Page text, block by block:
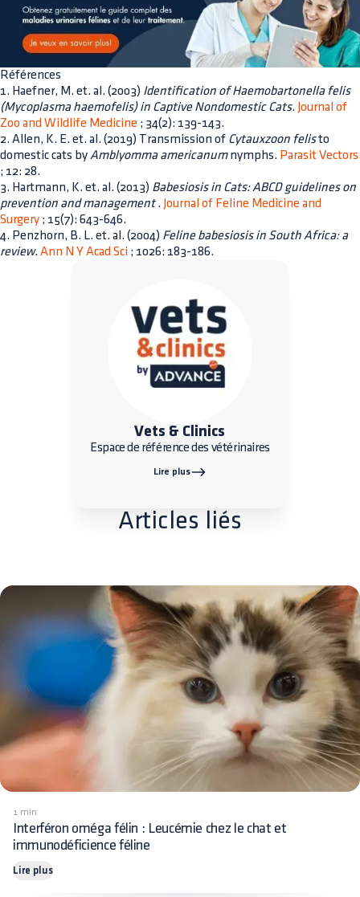
Références
1. Haefner, M. et. al. (2003) Identification of Haemobartonella felis
(Mycoplasma haemofelis) in Captive Nondomestic Cats. Journal of
Zoo and Wildlife Medicine ; 34(2): 139-143.
2. Allen, K. E. et. al. (2019) Transmission of Cytauxzoon felisto
domestic cats by Amblyomma americanumnymphs. Parasit Vectors
; 12: 28.
3. Hartmann, K. et. al. (2013) Babesiosis in Cats: ABCD guidelines on
prevention and management. Journal of Feline Medicine and
Surgery ; 15(7): 643-646.
4. Penzhorn, B. L. et. al. (2004) Feline babesiosis in South Africa: a
review. Ann N Y Acad Sci ; 1026: 183-186.
Vets & Clinics
Espace de référence des vétérinaires
Lire plus
Articles liés
1 min
Interféron oméga félin : Leucémie chez le chat et
immunodéficience féline
Lire plus